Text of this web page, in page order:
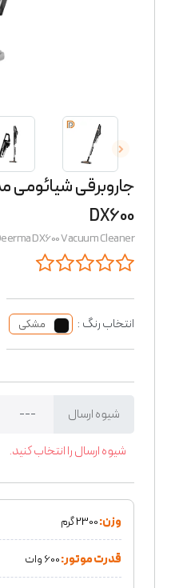
DX600
DX600 Vacuum Cleaner
انتخاب رنگ : مشکی
شیوه ارسال
شیوه ارسال را انتخاب کنید.
وزن:2300 گرم
قدرت موتور:600 وات